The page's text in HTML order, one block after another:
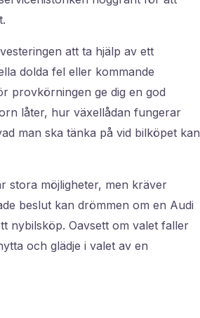
att ta hjälp av ett
dolda fel eller kommande
provkörningen ge dig en god
låter, hur växellådan fungerar
man ska tänka på vid bilköpet kan
stora möjligheter, men kräver
beslut kan drömmen om en Audi
nybilsköp. Oavsett om valet faller
och glädje i valet av en